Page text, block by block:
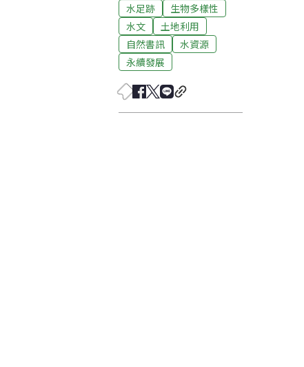
水足跡
生物多樣性
水文
土地利用
自然書訊
水資源
永續發展